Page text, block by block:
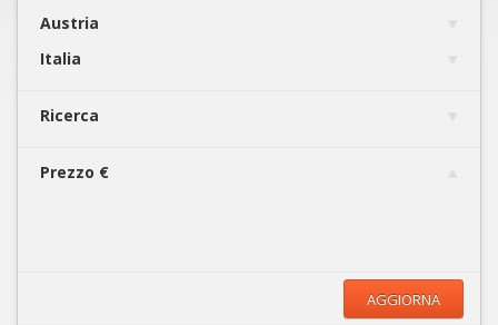
Austria
Italia
Ricerca
Prezzo €
AGGIORNA